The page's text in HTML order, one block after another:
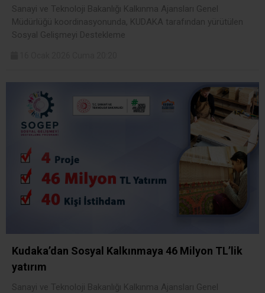
Sanayi ve Teknoloji Bakanlığı Kalkınma Ajansları Genel
Müdürlüğü koordinasyonunda, KUDAKA tarafından yürütülen
Sosyal Gelişmeyi Destekleme
Kudaka’dan Sosyal Kalkınmaya 46 Milyon TL’lik
yatırım
Sanayi ve Teknoloji Bakanlığı Kalkınma Ajansları Genel